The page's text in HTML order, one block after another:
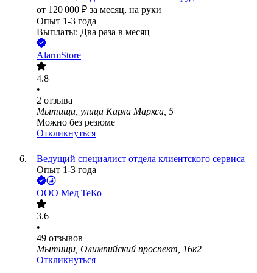
от 120 000 ₽ за месяц, на руки
Опыт 1-3 года
Выплаты: Два раза в месяц
AlarmStore
4.8
•
2 отзыва
Мытищи, улица Карла Маркса, 5
Можно без резюме
Откликнуться
Ведущий специалист отдела клиентского сервиса
Опыт 1-3 года
ООО Мед ТеКо
3.6
•
49 отзывов
Мытищи, Олимпийский проспект, 16к2
Откликнуться